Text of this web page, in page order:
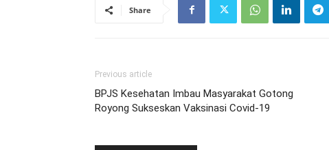
Share
Previous article
BPJS Kesehatan Imbau Masyarakat Gotong
Royong Sukseskan Vaksinasi Covid-19